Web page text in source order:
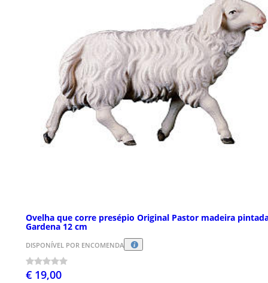
Ovelha que corre presépio Original Pastor madeira
Gardena 12 cm
DISPONÍVEL POR ENCOMENDA
€ 19,00